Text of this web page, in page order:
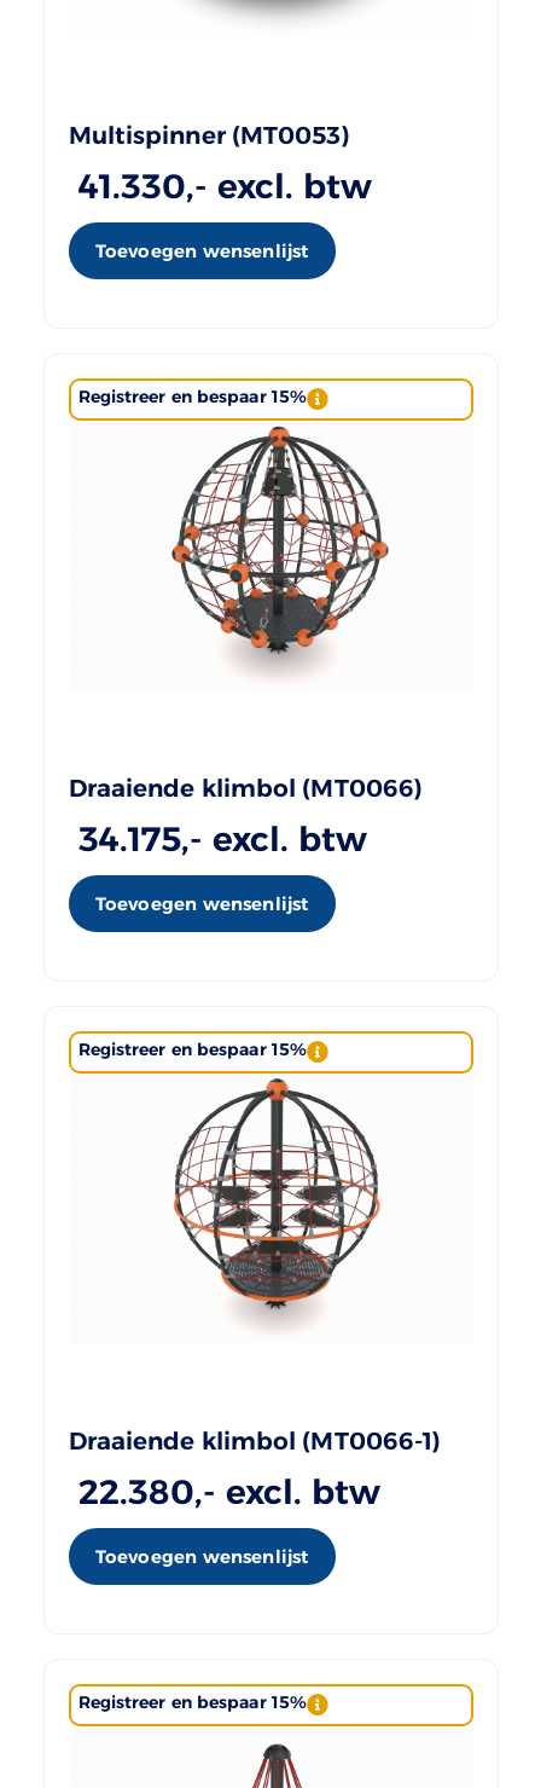
Multispinner (MT0053)
41.330,- excl. btw
Toevoegen wensenlijst
Registreer en bespaar 15%
Draaiende klimbol (MT0066)
34.175,- excl. btw
Toevoegen wensenlijst
Registreer en bespaar 15%
Draaiende klimbol (MT0066-1)
22.380,- excl. btw
Toevoegen wensenlijst
Registreer en bespaar 15%